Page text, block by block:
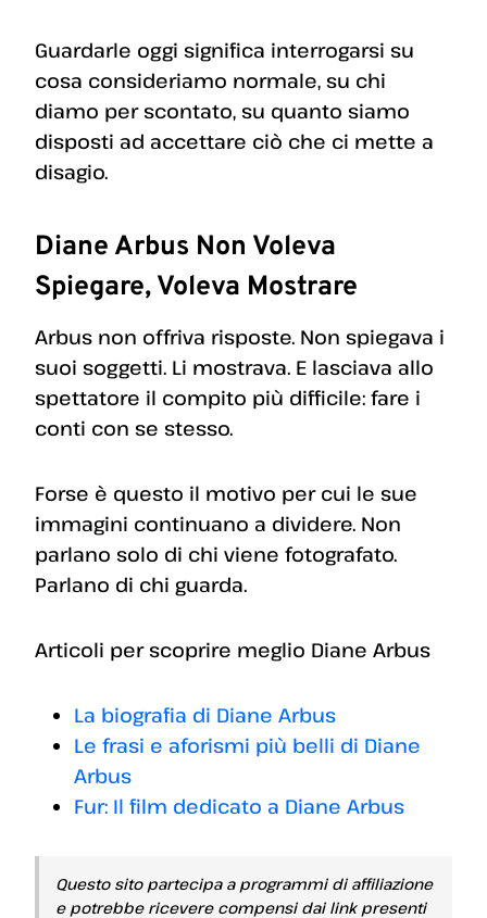
Guardarle oggi significa interrogarsi su
cosa consideriamo normale, su chi
diamo per scontato, su quanto siamo
disposti ad accettare ciò che ci mette a
disagio.
Diane Arbus Non Voleva
Spiegare, Voleva Mostrare
Arbus non offriva risposte. Non spiegava i
suoi soggetti. Li mostrava. E lasciava allo
spettatore il compito più difficile: fare i
conti con se stesso.
Forse è questo il motivo per cui le sue
immagini continuano a dividere. Non
parlano solo di chi viene fotografato.
Parlano di chi guarda.
Articoli per scoprire meglio Diane Arbus
La biografia di Diane Arbus
Le frasi e aforismi più belli di Diane
Arbus
Fur: Il film dedicato a Diane Arbus
Questo sito partecipa a programmi di affiliazione
e potrebbe ricevere compensi dai link presenti